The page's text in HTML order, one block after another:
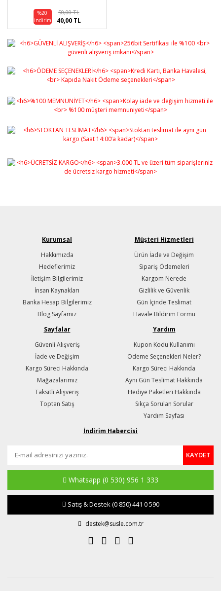
%20
indirim
50,00 TL
40,00 TL
Kurumsal
Hakkımızda
Hedeflerimiz
İletişim Bilgilerimiz
İnsan Kaynakları
Banka Hesap Bilgilerimiz
Blog Sayfamız
Müşteri Hizmetleri
Ürün İade ve Değişim
Sipariş Ödemeleri
Kargom Nerede
Gizlilik ve Güvenlik
Gün İçinde Teslimat
Havale Bildirim Formu
Sayfalar
Güvenli Alışveriş
İade ve Değişim
Kargo Süreci Hakkında
Mağazalarımız
Taksitli Alışveriş
Toptan Satış
Yardım
Kupon Kodu Kullanımı
Ödeme Seçenekleri Neler?
Kargo Süreci Hakkında
Aynı Gün Teslimat Hakkında
Hediye Paketleri Hakkında
Sıkça Sorulan Sorular
Yardım Sayfası
İndirim Habercisi
KAYDET
Whatsapp (0 530) 956 1 333
Satış & Destek(0 850) 441 0 590
destek@susle.com.tr